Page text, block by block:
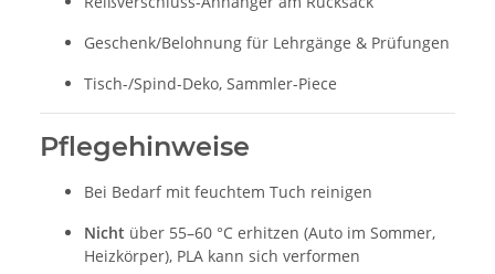
Geschenk/Belohnung für Lehrgänge & Prüfungen
Tisch-/Spind-Deko, Sammler-Piece
Pflegehinweise
Bei Bedarf mit feuchtem Tuch reinigen
Nicht über 55–60 °C erhitzen (Auto im Sommer,
Heizkörper), PLA kann sich verformen